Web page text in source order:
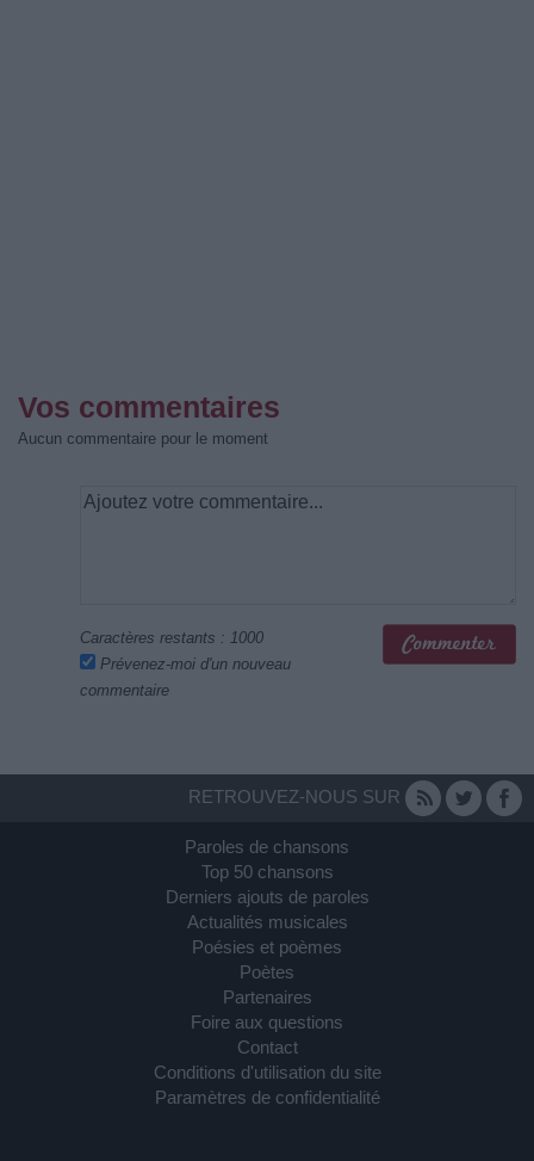
Vos commentaires
Aucun commentaire pour le moment
Caractères restants : 1000
Prévenez-moi d'un nouveau
commentaire
RETROUVEZ-NOUS SUR
Paroles de chansons
Top 50 chansons
Derniers ajouts de paroles
Actualités musicales
Poésies et poèmes
Poètes
Partenaires
Foire aux questions
Contact
Conditions d'utilisation du site
Paramètres de confidentialité